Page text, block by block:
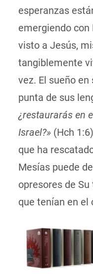
esperanzas
emergiendo con
visto a Jesús,
tangiblemente
vez. El sueño
punta de sus
¿restaurarás en
Israel?» (Hch
que ha
Mesías puede
opresores de
que tenían en el